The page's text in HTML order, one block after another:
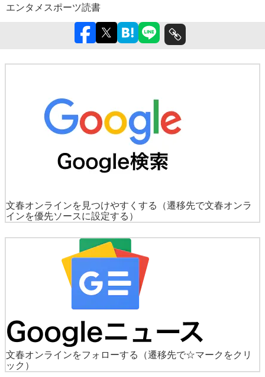
エンタメ スポーツ読書
文春オンラインを見つけやすくする
（遷移先で文春オンラ
インを優先ソースに設定する）
文春オンラインをフォローする
（遷移先で☆マークをクリ
ック）